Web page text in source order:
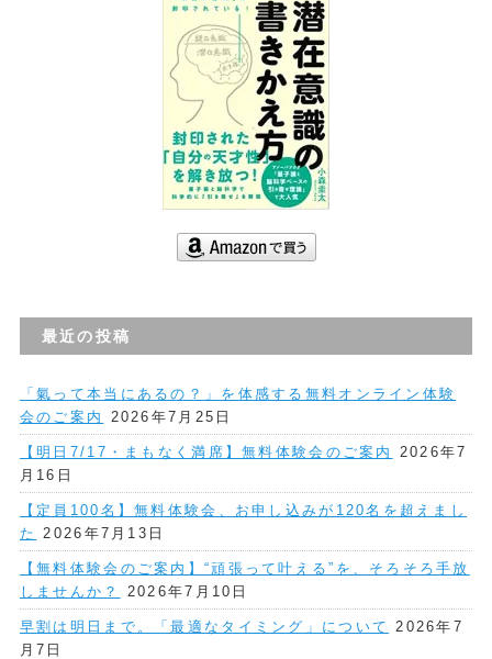
最近の投稿
「氣って本当にあるの？」を体感する無料オンライン体験
会のご案内
2026年7月25日
【明日7/17・まもなく満席】無料体験会のご案内
2026年7
月16日
【定員100名】無料体験会、お申し込みが120名を超えまし
た
2026年7月13日
【無料体験会のご案内】“頑張って叶える”を、そろそろ手放
しませんか？
2026年7月10日
早割は明日まで。「最適なタイミング」について
2026年7
月7日